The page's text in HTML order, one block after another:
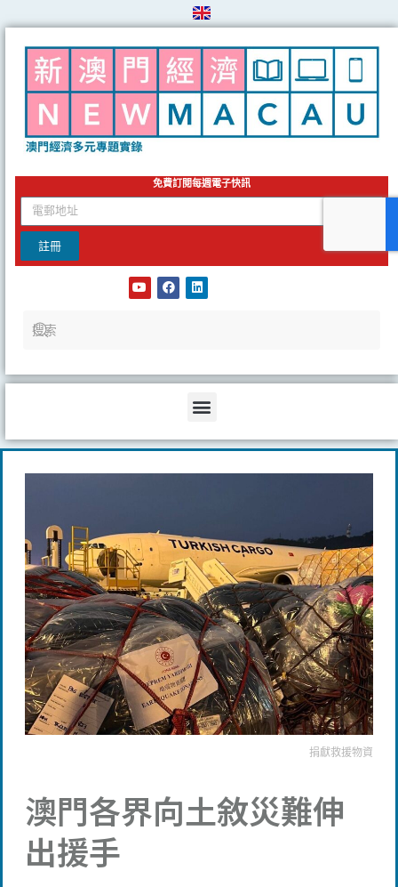
to
content
免費訂閱每週電子快訊
email
註冊
Y
o
F
a
L
i
Menu
捐獻救援物資
澳門各界向土敘災難伸
出援手